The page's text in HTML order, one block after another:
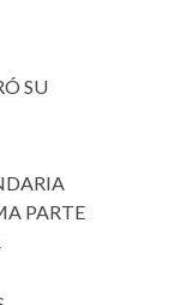
SU
PARTE